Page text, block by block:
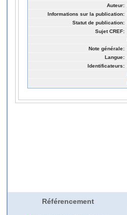
Auteur:
Informations sur la publication:
Statut de publication:
Sujet CREF:
Note générale:
Langue:
Identificateurs:
Référencement